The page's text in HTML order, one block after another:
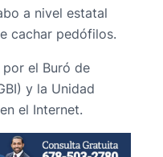
a nivel estatal
cachar pedófilos.
el Buró de
y la Unidad
el Internet.